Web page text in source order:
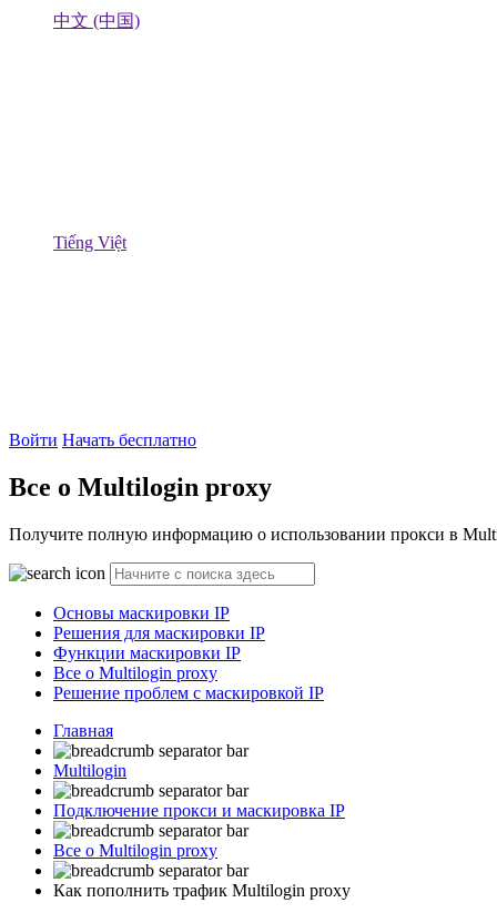
中文 (中国)
Tiếng Việt
Войти Начать бесплатно
Все о Multilogin proxy
Получите полную информацию о использовании прокси в
Основы маскировки IP
Решения для маскировки IP
Функции маскировки IP
Все о Multilogin proxy
Решение проблем с маскировкой IP
Главная
Multilogin
Подключение прокси и маскировка IP
Все о Multilogin proxy
Как пополнить трафик Multilogin proxy